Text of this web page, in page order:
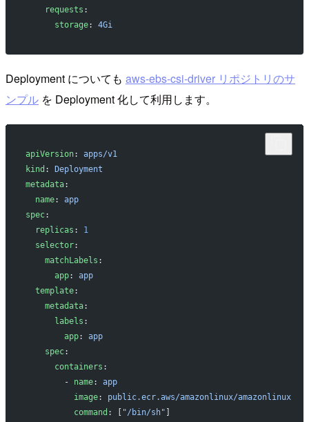
    requests
:
      storage
: 4Gi
Deployment についても aws-ebs-csi-driver リポジトリのサ
ンプル を Deployment 化して利用します。
apiVersion: apps/v1
kind :
Deployment
metadata:
  name
: app
spec:
  replicas
: 1
  selector
:
    matchLabels
:
      app
: app
  template
:
    metadata
:
      labels
:
        app
: app
    spec
:
      containers
:
        -
name: app
          image
: public.ecr.aws/amazonlinux/amazonlinux
          command
: [ "/bin/sh"